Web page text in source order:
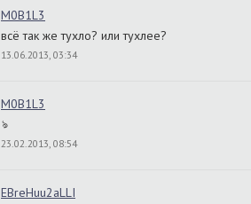
M0B1L3
всё так же тухло? или тухлее?
13.06.2013, 03:34
M0B1L3
ঌ
23.02.2013, 08:54
EBreHuu2aLLI